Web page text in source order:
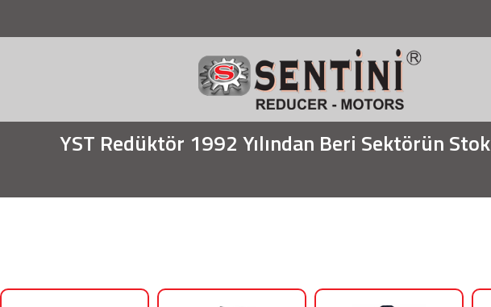
YST Redüktör 1992 Yılından Beri Sektörün